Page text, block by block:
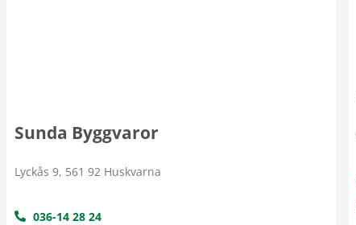
Sunda Byggvaror
Lyckås 9, 561 92 Huskvarna
036-14 28 24